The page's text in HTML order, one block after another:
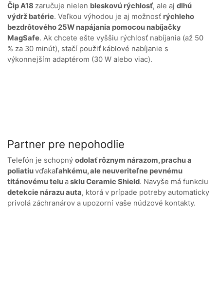
Čip A18 zaručuje nielen bleskovú rýchlosť, ale aj dlhú
výdrž batérie. Veľkou výhodou je aj možnosť rýchleho
bezdrôtového 25W napájania pomocou nabíjačky
MagSafe. Ak chcete ešte vyššiu rýchlosť nabíjania (až 50
% za 30 minút), stačí použiť káblové nabíjanie s
výkonnejším adaptérom (30 W alebo viac).
Partner pre nepohodlie
Telefón je schopný odolať rôznym nárazom, prachu a
poliatiuvďakaľahkému, ale neuveriteľne pevnému
titánovému teluasklu Ceramic Shield. Navyše má funkciu
detekcie nárazu auta, ktorá v prípade potreby automaticky
privolá záchranárov a upozorní vaše núdzové kontakty.